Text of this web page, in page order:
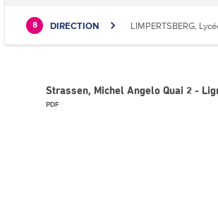
8 DIRECTION LIMPERTSBERG,
Strassen, Michel Angelo Quai 2 -
PDF